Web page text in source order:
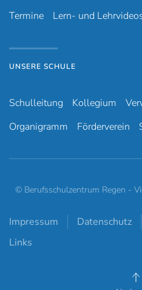
Termine
Lern- und
UNSERE SCHULE
Schulleitung Kollegium
Organigramm
Förderverein
© Berufsschulzentrum Regen -
Impressum Datenschutz
Links